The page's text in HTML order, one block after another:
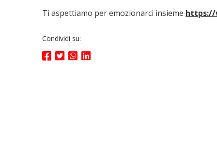
Ti aspettiamo per emozionarci insieme https://
Condividi su: